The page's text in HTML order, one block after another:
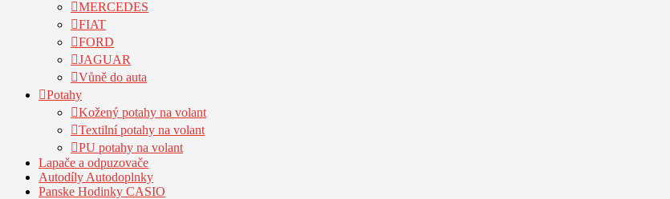
MERCEDES
FIAT
FORD
JAGUAR
Vůně do auta
Potahy
Kožený potahy na volant
Textilní potahy na volant
PU potahy na volant
Lapače a odpuzovače
Autodíly Autodoplnky
Panske Hodinky CASIO